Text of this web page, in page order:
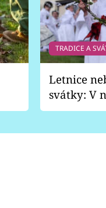
TRADICE A
Letnice
svátky: V
pondělí